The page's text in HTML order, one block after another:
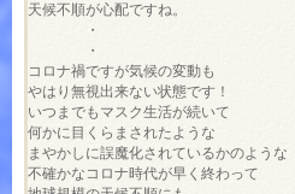
天候不順が心配ですね。
・
・
コロナ禍ですが気候の変動も
やはり無視出来ない状態です！
いつまでもマスク生活が続いて
何かに目くらまされたような
まやかしに誤魔化されているかのような
不確かなコロナ時代が早く終わって